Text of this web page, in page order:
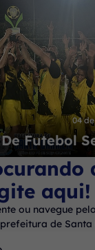
04
Futebol
aqui!
ou navegue
de Santa